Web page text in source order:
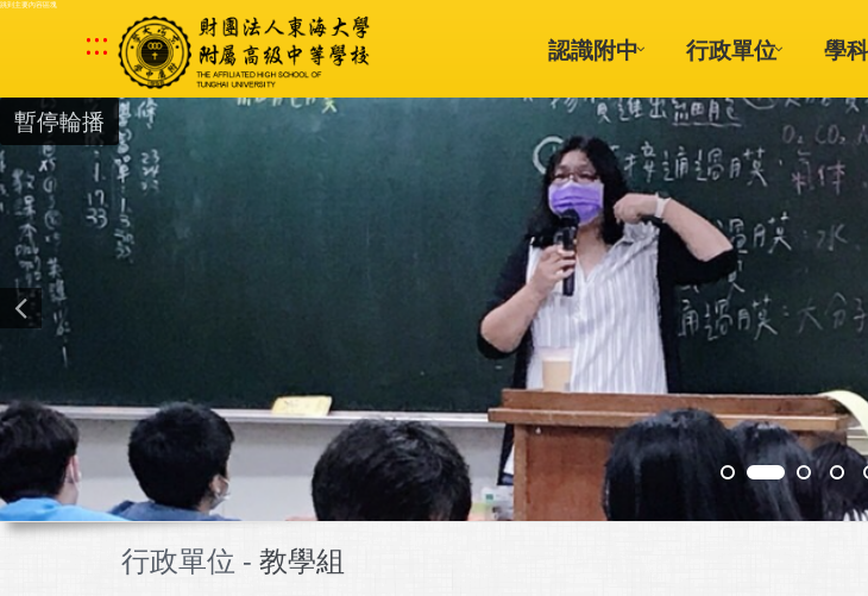
跳到主要內容區塊
::: 認識附中 行政單位 學
暫停輪播
行政單位 - 教學組